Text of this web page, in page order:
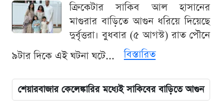
ক্রিকেটার সাকিব আল হাসানের
মাগুরার বাড়িতে আগুন ধরিয়ে দিয়েছে
দুর্বৃত্তরা। বুধবার (৫ আগস্ট) রাত পৌনে
৯টার দিকে এই ঘটনা ঘটে...
বিস্তারিত
শেয়ারবাজার কেলেঙ্কারির মধ্যেই সাকিবের বাড়িতে আগুন